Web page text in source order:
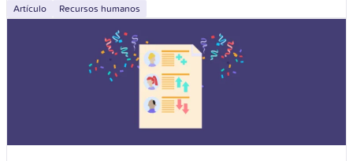
sino como el
Artículo Recursos humanos